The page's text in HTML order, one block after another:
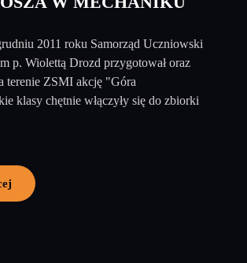
2011 roku Samorząd Uczniowski
p. Wiolettą Drozd przygotował oraz
terenie ZSMI akcję "Góra
klasy chętnie włączyły się do zbiorki